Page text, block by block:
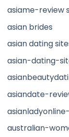
asiame-review
asian brides
asian dating
asian-dating-
asiandate-
australian-